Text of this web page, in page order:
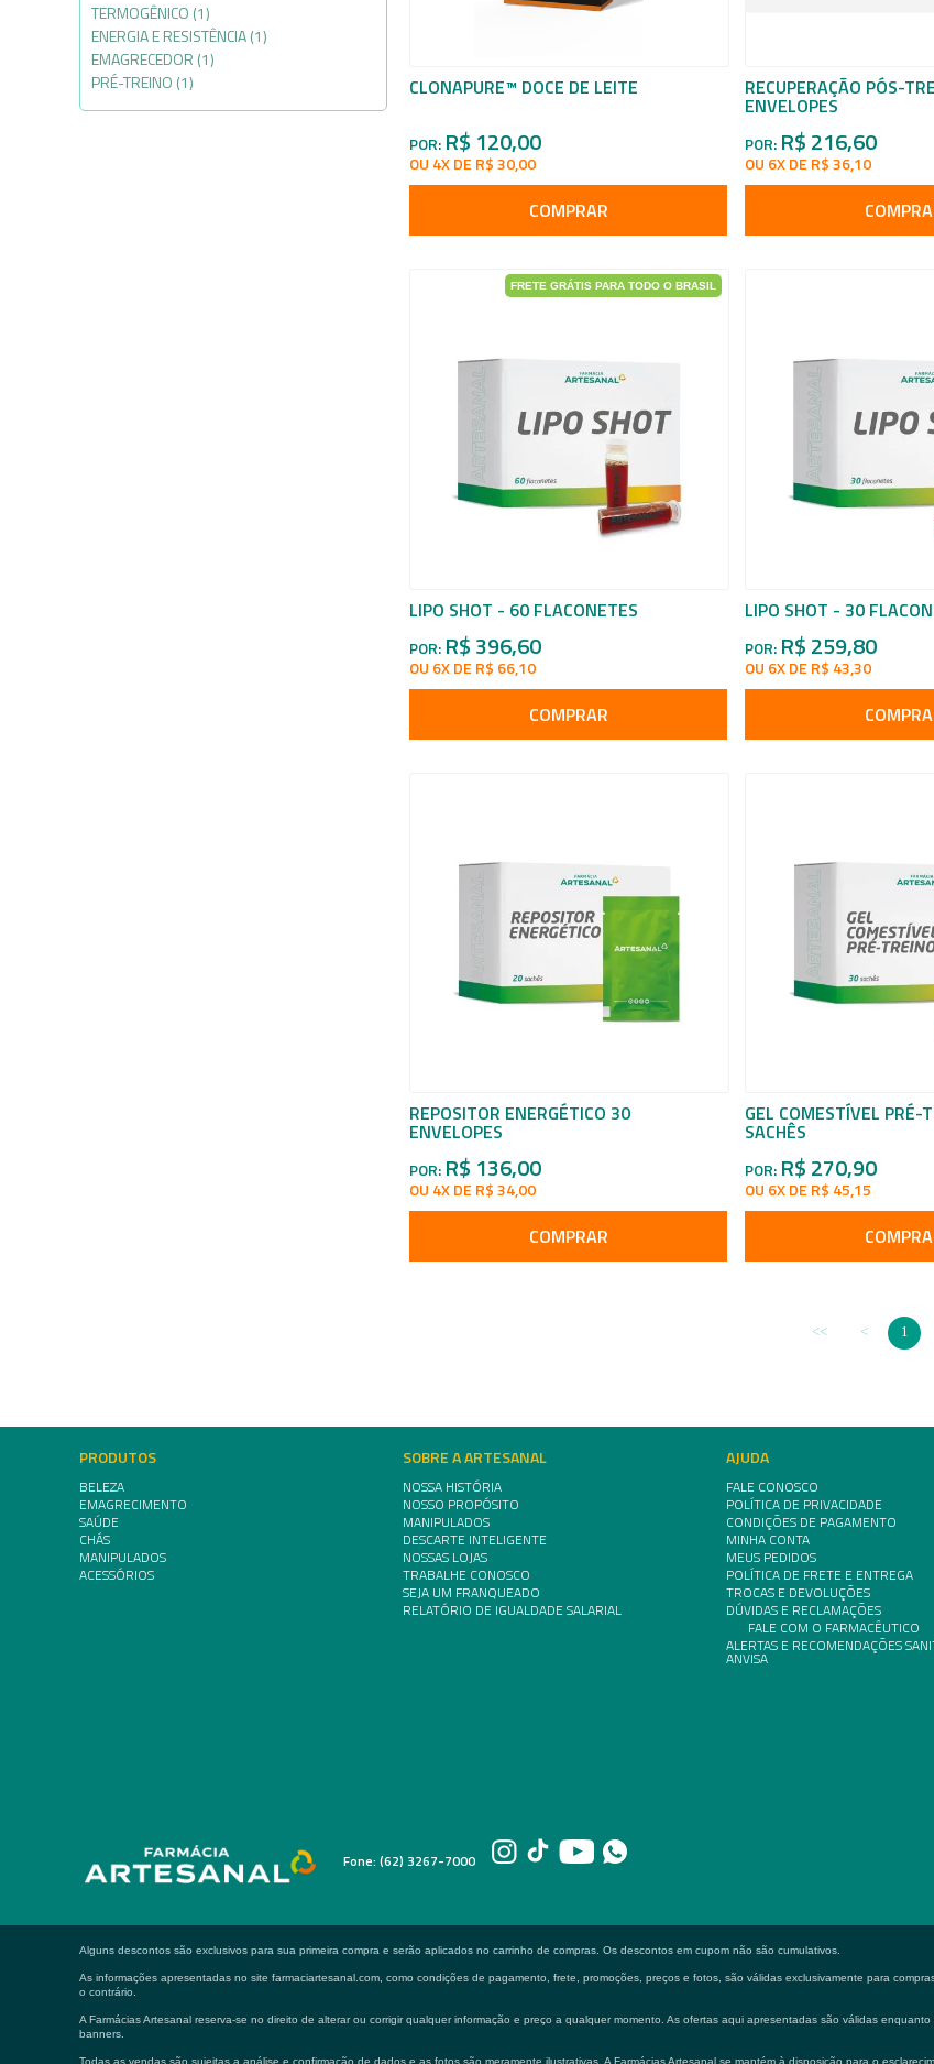
TERMOGÊNICO (1)
ENERGIA E RESISTÊNCIA (1)
EMAGRECEDOR (1)
PRÉ-TREINO (1)
CLONAPURE™ DOCE DE LEITE
POR: R$ 120,00
OU 4X DE R$ 30,00
COMPRAR
RECUPERAÇÃO PÓS-
ENVELOPES
POR: R$ 216,60
OU 6X DE R$ 36,10
FRETE GRÁTIS PARA TODO O BRASIL
LIPO SHOT - 60 FLACONETES
POR: R$ 396,60
OU 6X DE R$ 66,10
COMPRAR
LIPO SHOT - 30
POR: R$ 259,80
OU 6X DE R$ 43,30
REPOSITOR ENERGÉTICO 30
ENVELOPES
POR: R$ 136,00
OU 4X DE R$ 34,00
COMPRAR
GEL COMESTÍVEL PRÉ-
SACHÊS
POR: R$ 270,90
OU 6X DE R$ 45,15
1
PRODUTOS
BELEZA
EMAGRECIMENTO
SAÚDE
CHÁS
MANIPULADOS
ACESSÓRIOS
SOBRE A ARTESANAL
NOSSA HISTÓRIA
NOSSO PROPÓSITO
MANIPULADOS
DESCARTE INTELIGENTE
NOSSAS LOJAS
TRABALHE CONOSCO
SEJA UM FRANQUEADO
RELATÓRIO DE IGUALDADE SALARIAL
AJUDA
FALE CONOSCO
POLÍTICA DE PRIVACIDADE
CONDIÇÕES DE PAGAMENTO
MINHA CONTA
MEUS PEDIDOS
POLÍTICA DE FRETE E ENTREGA
TROCAS E DEVOLUÇÕES
DÚVIDAS E RECLAMAÇÕES
FALE COM O FARMACÊUTICO
ALERTAS E RECOMENDAÇÕES
ANVISA
Fone: (62) 3267-7000
Alguns descontos são exclusivos para sua primeira compra e serão aplicados no carrinho de compras. Os descontos em cupom não são cumulativos.
As informações apresentadas no site farmaciartesanal.com, como condições de pagamento, frete, promoções, preços e fotos, são válidas exclusivamente para
o contrário.
A Farmácias Artesanal reserva-se no direito de alterar ou corrigir qualquer informação e preço a qualquer momento. As ofertas aqui apresentadas são válidas
banners.
Todas as vendas são sujeitas a análise e confirmação de dados e as fotos são meramente ilustrativas. A Farmácias Artesanal se mantém à disposição para o